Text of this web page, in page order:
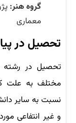
گروه هنر:
معماری
تحصیل در
تحصیل در رشته
مختلف به علت
نسبت به سایر
و غیر انتفاعی